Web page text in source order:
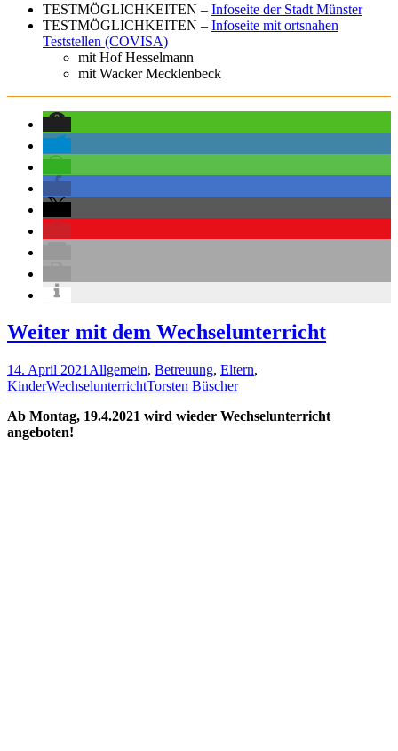
TESTMÖGLICHKEITEN – Infoseite der Stadt Münster
TESTMÖGLICHKEITEN – Infoseite mit ortsnahen
Teststellen (COVISA)
mit Hof Hesselmann
mit Wacker Mecklenbeck
Weiter mit dem Wechselunterricht
14. April 2021 Allgemein, Betreuung, Eltern,
KinderWechselunterrichtTorsten Büscher
Ab Montag, 19.4.2021 wird wieder Wechselunterricht
angeboten!